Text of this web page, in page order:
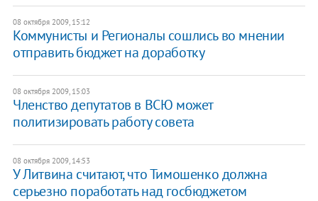
08 октября 2009, 15:12
Коммунисты и Регионалы сошлись во мнении
отправить бюджет на доработку
08 октября 2009, 15:03
Членство депутатов в ВСЮ может
политизировать работу совета
08 октября 2009, 14:53
У Литвина считают, что Тимошенко должна
серьезно поработать над госбюджетом